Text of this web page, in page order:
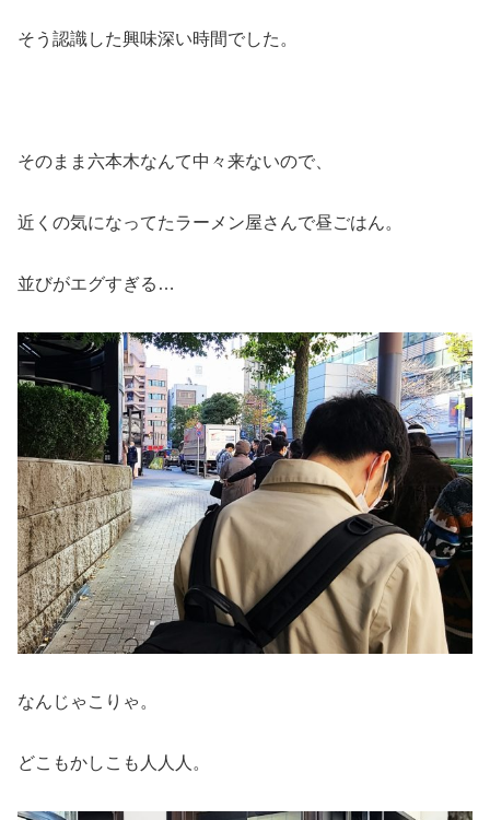
そう認識した興味深い時間でした。
そのまま六本木なんて中々来ないので、
近くの気になってたラーメン屋さんで昼ごはん。
並びがエグすぎる…
なんじゃこりゃ。
どこもかしこも人人人。